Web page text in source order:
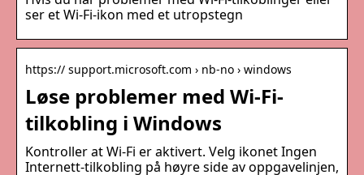
ser et Wi-Fi-ikon med et utropstegn
https:// support.microsoft.com › nb-no › windows
Løse problemer med Wi-Fi-
tilkobling i Windows
Kontroller at Wi-Fi er aktivert. Velg ikonet Ingen
Internett-tilkobling på høyre side av oppgavelinjen,